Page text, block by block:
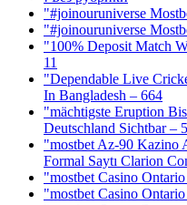
"#joinouruniverse
"#joinouruniverse
"100% Deposit Match
11
"Dependable Live
In Bangladesh – 664
"mächtigste Eruption
Deutschland Sichtbar –
"mostbet Az-90 Kazino
Formal Saytı Clarion
"mostbet Casino
"mostbet Casino